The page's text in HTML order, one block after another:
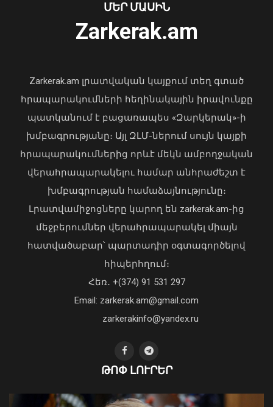
Վահագն Խաչատուրյանն ընդունել է
Picsart ընկերության հիմնադիր և
գործադիր տնօրեն Հովհաննես
06 Օգոստոս, 2026 22:51
«Պարտվեցինք դաժան հիվանդության
04 Օգոստոս, 2026 19:12
Վարչապետ Փաշինյանն այցելել է
«ԷԼԵՎԵՅԹ ԷՅԱՅ» արհեստական
բանականության գործարան
ՄԵՐ ՄԱՍԻՆ
Zarkerak.am
Zarkerak.am լրատվական կայքում տեղ գտած
հրապարակումների հեղինակային իրավունքը
պատկանում է բացառապես «Զարկերակ»-ի
խմբագրությանը։ Այլ ԶԼՄ-ներում սույն կայքի
հրապարակումներից որևէ մեկն ամբողջական
վերահրապարակելու համար անհրաժեշտ է
խմբագրության համաձայնությունը։
Լրատվամիջոցները կարող են zarkerak.am-ից
մեջբերումներ վերահրապարակել միայն
հատվածաբար՝ պարտադիր օգտագործելով
հիպերհղում։
Հեռ․ +(374) 91 531 297
Email: zarkerak.am@gmail.com
zarkerakinfo@yandex.ru
ԹՈՓ ԼՈՒՐԵՐ